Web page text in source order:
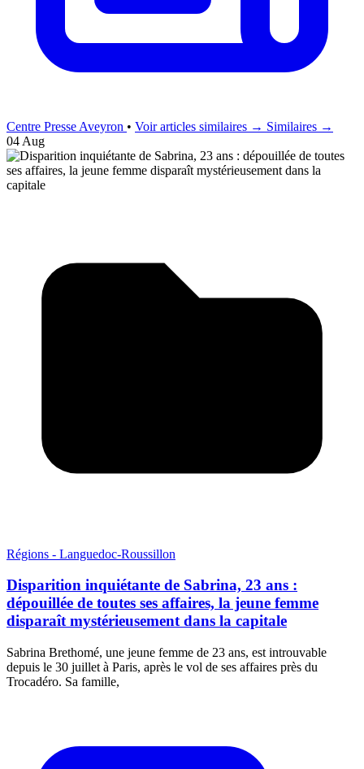
Centre Presse Aveyron • Voir articles similaires → Similaires →
04 Aug
Régions - Languedoc-Roussillon
Disparition inquiétante de Sabrina, 23 ans :
dépouillée de toutes ses affaires, la jeune femme
disparaît mystérieusement dans la capitale
Sabrina Brethomé, une jeune femme de 23 ans, est introuvable
depuis le 30 juillet à Paris, après le vol de ses affaires près du
Trocadéro. Sa famille,